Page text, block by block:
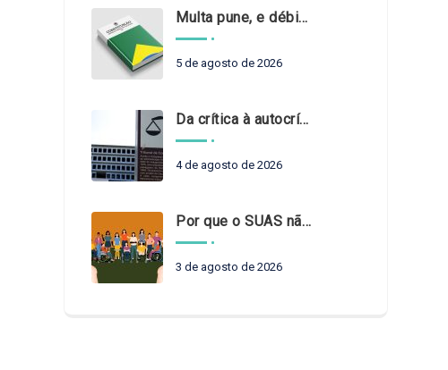
Multa pune, e débito recompõe. § 3º do art. 71 da Constituição: um problema de legística formal
5 de agosto de 2026
Da crítica à autocrítica: Tribunais de Contas sob um novo olhar?
4 de agosto de 2026
Por que o SUAS não pode esperar?
3 de agosto de 2026